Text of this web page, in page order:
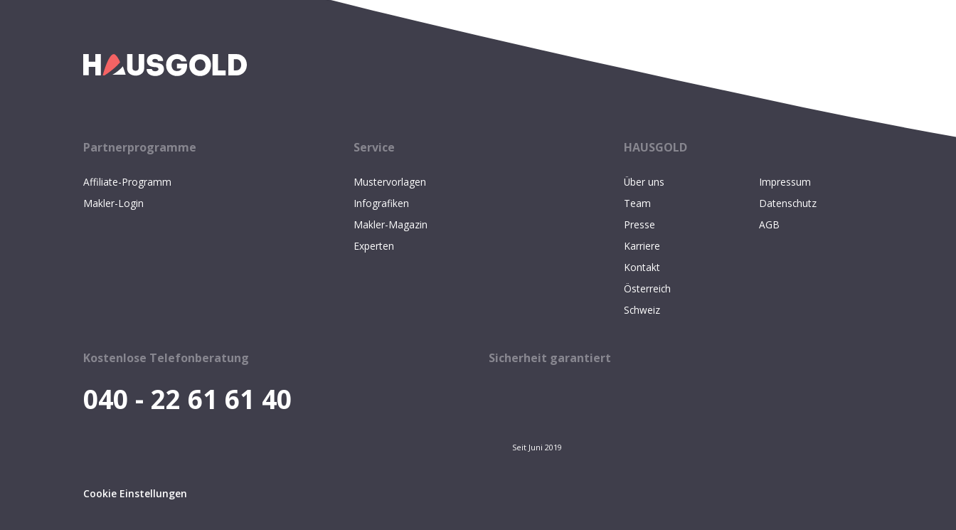
Partnerprogramme
Affiliate-Programm
Makler-Login
Service
Mustervorlagen
Infografiken
Makler-Magazin
Experten
HAUSGOLD
Über uns
Team
Presse
Karriere
Kontakt
Österreich
Schweiz
Impressum
Datenschutz
AGB
Kostenlose Telefonberatung
040 - 22 61 61 40
Sicherheit garantiert
Seit Juni 2019
Cookie Einstellungen